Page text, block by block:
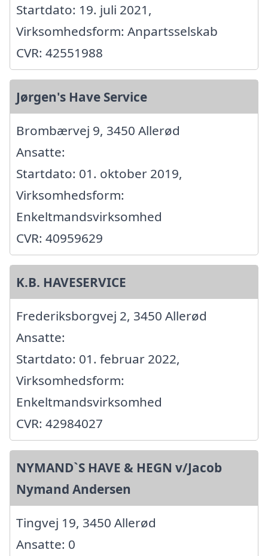
Startdato: 19. juli 2021,
Virksomhedsform: Anpartsselskab
CVR: 42551988
Jørgen's Have Service
Brombærvej 9, 3450 Allerød
Ansatte:
Startdato: 01. oktober 2019,
Virksomhedsform:
Enkeltmandsvirksomhed
CVR: 40959629
K.B. HAVESERVICE
Frederiksborgvej 2, 3450 Allerød
Ansatte:
Startdato: 01. februar 2022,
Virksomhedsform:
Enkeltmandsvirksomhed
CVR: 42984027
NYMAND`S HAVE & HEGN v/Jacob
Nymand Andersen
Tingvej 19, 3450 Allerød
Ansatte: 0